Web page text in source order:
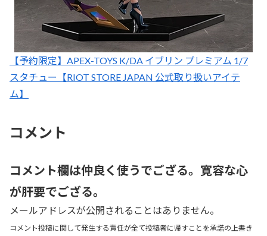
【予約限定】APEX-TOYS K/DA イブリン プレミアム 1/7
スタチュー【RIOT STORE JAPAN 公式取り扱いアイテ
ム】
コメント
コメント欄は仲良く使うでござる。寛容な心
が肝要でござる。
メールアドレスが公開されることはありません。
コメント投稿に関して発生する責任が全て投稿者に帰すことを承諾の上書き